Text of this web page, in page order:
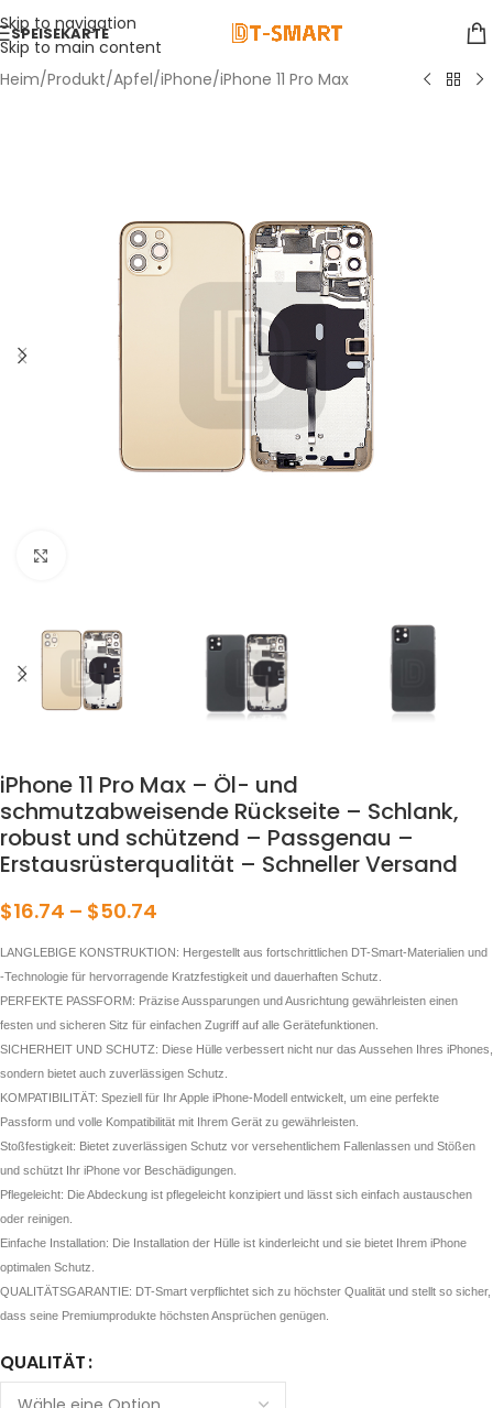
Skip to navigation
Skip to main content
SPEISEKARTE
Heim/Produkt/Apfel/iPhone/iPhone 11 Pro Max
iPhone 11 Pro Max – Öl- und
schmutzabweisende Rückseite – Schlank,
robust und schützend – Passgenau –
Erstausrüsterqualität – Schneller Versand
$16.74 – $50.74
LANGLEBIGE KONSTRUKTION: Hergestellt aus fortschrittlichen DT-Smart-Materialien und
-Technologie für hervorragende Kratzfestigkeit und dauerhaften Schutz.
PERFEKTE PASSFORM: Präzise Aussparungen und Ausrichtung gewährleisten einen
festen und sicheren Sitz für einfachen Zugriff auf alle Gerätefunktionen.
SICHERHEIT UND SCHUTZ: Diese Hülle verbessert nicht nur das Aussehen Ihres iPhones,
sondern bietet auch zuverlässigen Schutz.
KOMPATIBILITÄT: Speziell für Ihr Apple iPhone-Modell entwickelt, um eine perfekte
Passform und volle Kompatibilität mit Ihrem Gerät zu gewährleisten.
Stoßfestigkeit: Bietet zuverlässigen Schutz vor versehentlichem Fallenlassen und Stößen
und schützt Ihr iPhone vor Beschädigungen.
Pflegeleicht: Die Abdeckung ist pflegeleicht konzipiert und lässt sich einfach austauschen
oder reinigen.
Einfache Installation: Die Installation der Hülle ist kinderleicht und sie bietet Ihrem iPhone
optimalen Schutz.
QUALITÄTSGARANTIE: DT-Smart verpflichtet sich zu höchster Qualität und stellt so sicher,
dass seine Premiumprodukte höchsten Ansprüchen genügen.
QUALITÄT